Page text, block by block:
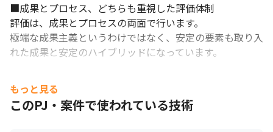
■成果とプロセス、どちらも重視した評価体制
評価は、成果とプロセスの両面で行います。
極端な成果主義というわけではなく、安定の要素も取り入
れた成果と安定のハイブリッドになっています。
■ 教育・研修制度
・書籍購入補助＋eラーニング受講補助制度：四半期で
15,000円まで会社負担
もっと見る
このPJ・案件で使われている技術